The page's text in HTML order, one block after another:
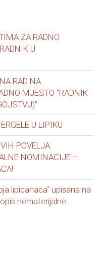
ZA RADNO
U
RAD NA
MJESTO “RADNIK
U LIPIKU
POVELJA
NOMINACIJE –
lipicanaca“ upisana na
nematerijalne